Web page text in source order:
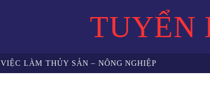
TUYỂN
VIỆC LÀM THỦY SẢN – NÔNG NGHIỆP